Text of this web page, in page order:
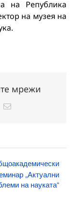
на Република
на музея на
мрежи
Електронна
„Актуални
на науката“